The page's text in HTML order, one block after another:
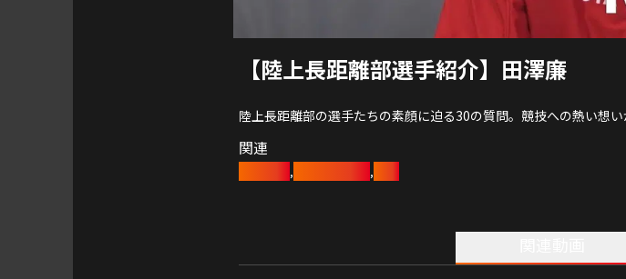
【陸上長距離部選手紹介】田澤廉
陸上長距離部の選手たちの素顔に迫る30の質問。競技への熱い想
関連
, ,